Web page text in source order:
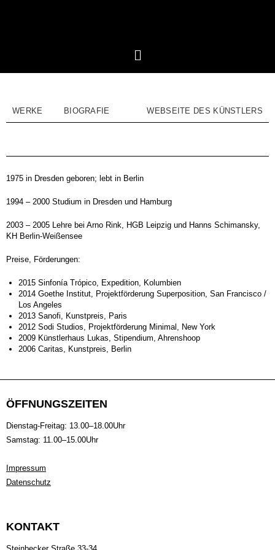
WERKE BIOGRAFIE WEBSEITE DES KÜNSTLERS
1975 in Dresden geboren; lebt in Berlin
1994 – 2000 Studium in Dresden und Hamburg
2003 – 2005 Lehre bei Arno Rink, HGB Leipzig und Hanns Schimansky,
KH Berlin-Weißensee
Preise, Förderungen:
2015 Sinfonía Trópico, Expedition, Kolumbien
2014 Goethe Institut, Projektförderung Superposition, San Francisco /
Los Angeles
2013 Sanofi, Kunstpreis, Paris
2012 Sodi Studios, Projektförderung Minimal, New York
2009 Künstlerhaus Lukas, Stipendium, Ahrenshoop
2006 Caritas, Kunstpreis, Berlin
ÖFFNUNGSZEITEN
Dienstag-Freitag: 13.00–18.00Uhr
Samstag: 11.00–15.00Uhr
Impressum
Datenschutz
KONTAKT